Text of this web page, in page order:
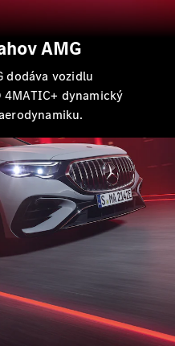
AMG
dodáva vozidlu
4MATIC+ dynamický